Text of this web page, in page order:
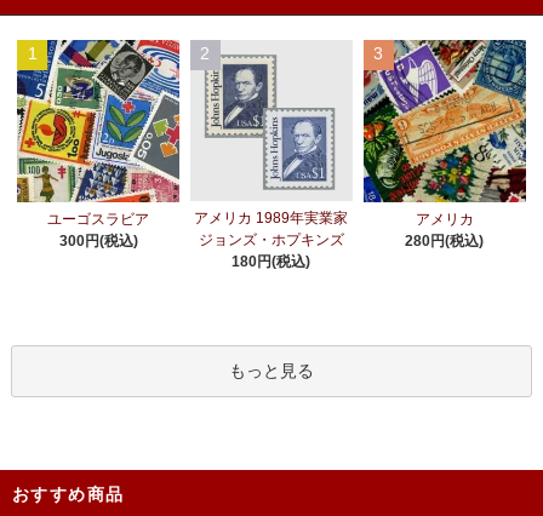
1
ユーゴスラビア
300円(税込)
2
アメリカ 1989年実業家
ジョンズ・ホプキンズ
180円(税込)
3
アメリカ
280円(税込)
もっと見る
おすすめ商品